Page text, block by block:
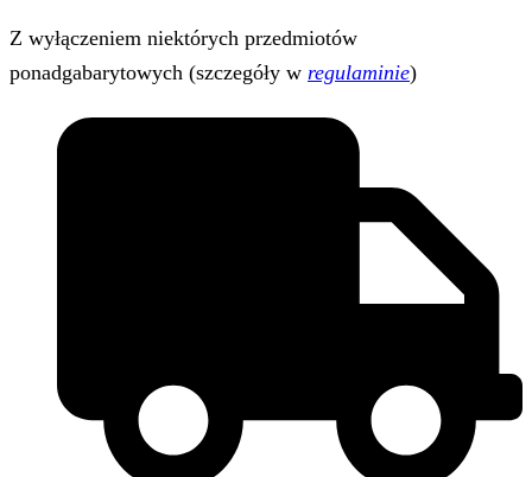
Z wyłączeniem niektórych przedmiotów
ponadgabarytowych (szczegóły w regulaminie)